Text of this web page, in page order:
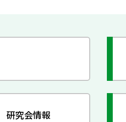
研究会情報